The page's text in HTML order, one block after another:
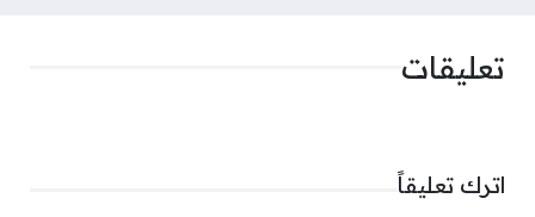
تعليقات
اترك تعليقاً